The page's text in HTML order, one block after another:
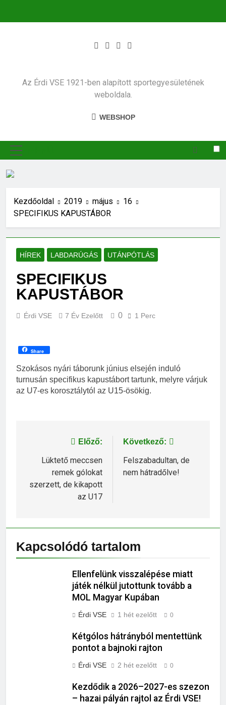
Az Érdi VSE 1921-ben alapított sportegyesületének
weboldala.
WEBSHOP
Kezdőoldal 2019 május
16
SPECIFIKUS KAPUSTÁBOR
HÍREK LABDARÚGÁS UTÁNPÓTLÁS
SPECIFIKUS
KAPUSTÁBOR
Érdi VSE 7 Év Ezelőtt 0 1 Perc
Share
Szokásos nyári táborunk június elsején induló
turnusán specifikus kapustábort tartunk, melyre várjuk
az U7-es korosztálytól az U15-ösökig.
Bejegyzés
navigáció
Előző:
Lüktető meccsen
remek gólokat
szerzett, de kikapott
az U17
Következő:
Felszabadultan, de
nem hátradőlve!
Kapcsolódó tartalom
Ellenfelünk visszalépése miatt
játék nélkül jutottunk tovább a
MOL Magyar Kupában
Érdi VSE 1 hét ezelőtt 0
Kétgólos hátrányból mentettünk
pontot a bajnoki rajton
Érdi VSE 2 hét ezelőtt 0
Kezdődik a 2026–2027-es szezon
– hazai pályán rajtol az Érdi VSE!